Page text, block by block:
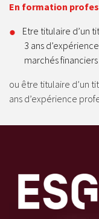
En formation
Etre titulaire d’un
3 ans
marchés financiers
ou être titulaire d’un
ans d’expérience